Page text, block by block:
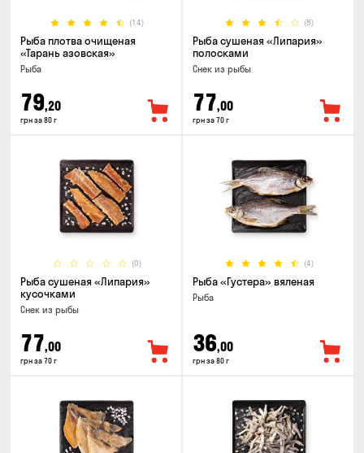
(14)
Рыба плотва очищеная
«Тарань азовская»
Рыба
79,20
грн за 80 г
(8)
Рыба сушеная «Липария»
полосками
Снек из рыбы
77,00
грн за 70 г
(0)
Рыба сушеная «Липария»
кусочками
Снек из рыбы
77,00
грн за 70 г
(4)
Рыба «Густера» вяленая
Рыба
36,00
грн за 80 г